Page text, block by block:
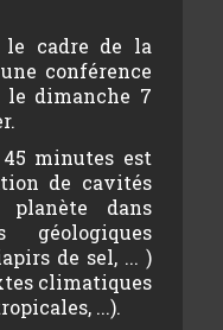
le cadre de la
conférence
le dimanche 7
minutes est
de cavités
dans
géologiques
de sel, ... )
climatiques
...).